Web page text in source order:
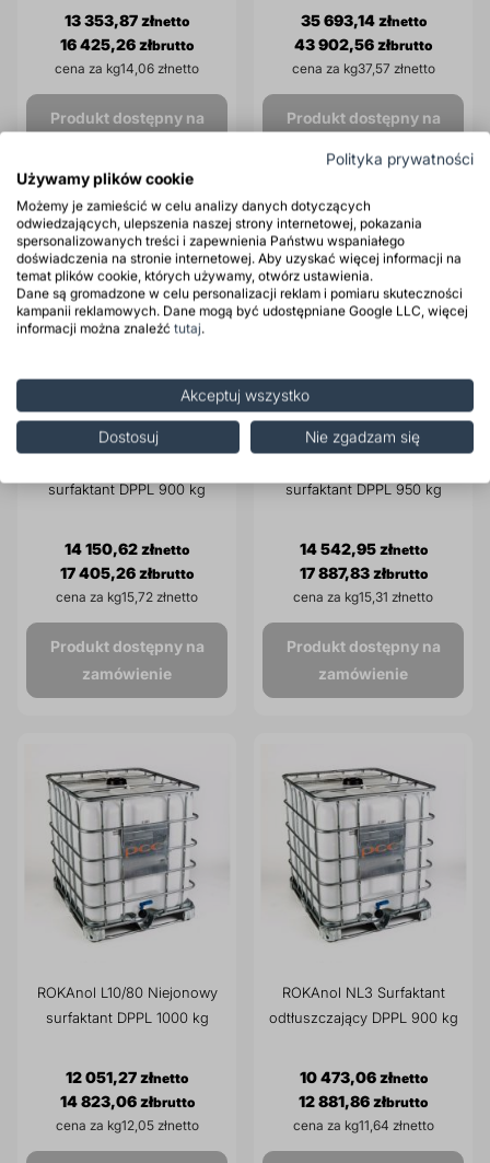
16 425,26 zł
13 353,87 zł
cena za kg14,06 zł
Produkt dostępny na
43 902,56 zł
35 693,14 zł
cena za kg37,57 zł
Produkt dostępny na
ADR
surfaktant DPPL 900 kg
17 405,26 zł
14 150,62 zł
cena za kg15,72 zł
Produkt dostępny na
zamówienie
ADR
surfaktant DPPL 950 kg
17 887,83 zł
14 542,95 zł
cena za kg15,31 zł
Produkt dostępny na
zamówienie
ROKAnol L10/80 Niejonowy
surfaktant DPPL 1000 kg
14 823,06 zł
12 051,27 zł
cena za kg12,05 zł
ROKAnol NL3 Surfaktant
odtłuszczający DPPL 900 kg
12 881,86 zł
10 473,06 zł
cena za kg11,64 zł
Polityka prywatności
Używamy plików cookie
Możemy je zamieścić w celu analizy danych dotyczących
odwiedzających, ulepszenia naszej strony internetowej, pokazania
spersonalizowanych treści i zapewnienia Państwu wspaniałego
doświadczenia na stronie internetowej. Aby uzyskać więcej informacji na
temat plików cookie, których używamy, otwórz ustawienia.
Dane są gromadzone w celu personalizacji reklam i pomiaru skuteczności
kampanii reklamowych. Dane mogą być udostępniane Google LLC, więcej
informacji można znaleźć tutaj.
Akceptuj wszystko
Dostosuj Nie zgadzam się